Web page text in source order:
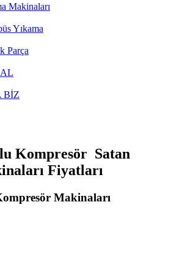
Makinaları
Yıkama
Parça
BİZ
Kompresör Satan
Fiyatları
Makinaları